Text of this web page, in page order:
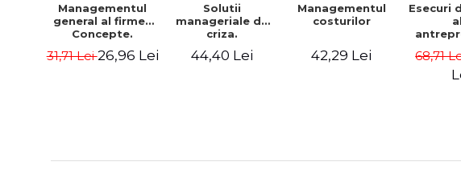
Managementul
general al firmei.
Concepte.
Modele
31,71 Lei26,96 Lei
Solutii
manageriale de
criza.
organizationala
44,40 Lei
Managementul
costurilor
42,29 Lei
Esecuri
esec
68,71